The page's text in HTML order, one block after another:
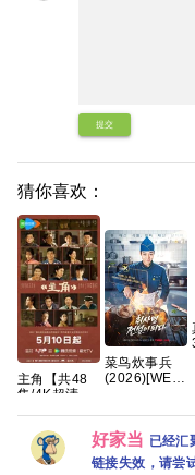
提交
猜你喜欢：
主角【共48
集/4K超清
王菲献唱 夸
克
菜鸟炊事兵
(2026)[WEB-
[1.6GB/集]
好家当 已经汇
链接失效，请尝